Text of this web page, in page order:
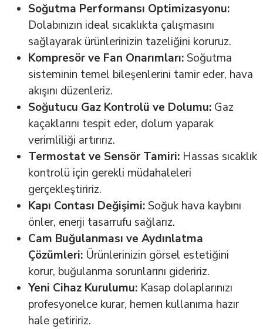
Soğutma Performansı Optimizasyonu:
Dolabınızın ideal sıcaklıkta çalışmasını
sağlayarak ürünlerinizin tazeliğini koruruz.
Kompresör ve Fan Onarımları:Soğutma
sisteminin temel bileşenlerini tamir eder, hava
akışını düzenleriz.
Soğutucu Gaz Kontrolü ve Dolumu: Gaz
kaçaklarını tespit eder, dolum yaparak
verimliliği artırırız.
Termostat ve Sensör Tamiri: Hassas sıcaklık
kontrolü için gerekli müdahaleleri
gerçekleştiririz.
Kapı Contası Değişimi:Soğuk hava kaybını
önler, enerji tasarrufu sağlarız.
Cam Buğulanması ve Aydınlatma
Çözümleri: Ürünlerinizin görsel estetiğini
korur, buğulanma sorunlarını gideririz.
Yeni Cihaz Kurulumu: Kasap dolaplarınızı
profesyonelce kurar, hemen kullanıma hazır
hale getiririz.